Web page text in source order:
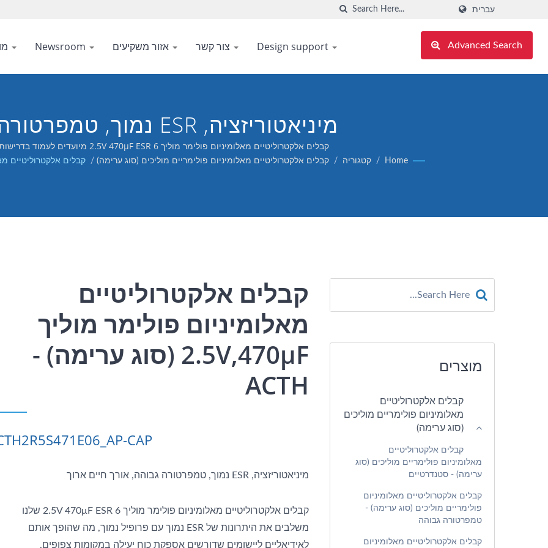
עברית
Newsroom Design support Advanced Search
מיניאטוריזציה, ESR נמוך, טמפרטורה גבוהה, אורך חיים ארוך
קבלים אלקטרוליטיים מאלומיניום פולימר מוליך 2.5V 470μF ESR 6 מיועדים לעמוד בדרישות של ממירי DC-DC, רגולטורים של מתח ויישומים של דקופלינג.
Home
/ קטגוריה / קבלים אלקטרוליטיים מאלומיניום פולימריים מוליכים (סוג ערימה) / קבלים אלקטרוליטיים
קבלים אלקטרוליטיים
מאלומיניום פולימר מוליך
2.5V,470μF (סוג ערימה) -
ACTH
CAP
מיניאטוריזציה, ESR נמוך, טמפרטורה גבוהה, אורך חיים ארוך
קבלים אלקטרוליטיים מאלומיניום פולימר מוליך 2.5V 470μF ESR 6 שלנו
משלבים את היתרונות של ESR נמוך עם פרופיל נמוך, מה שהופך אותם
לאידיאליים ליישומים שדורשים אספקת כוח יעילה במקומות צפופים.
מוצרים
קבלים אלקטרוליטיים
מאלומיניום פולימריים מוליכים
(סוג ערימה)
קבלים אלקטרוליטיים
מאלומיניום פולימריים מוליכים (סוג
ערימה) - סטנדרטיים
קבלים אלקטרוליטיים מאלומיניום
פולימריים מוליכים (סוג ערימה) -
טמפרטורה גבוהה
קבלים אלקטרוליטיים מאלומיניום